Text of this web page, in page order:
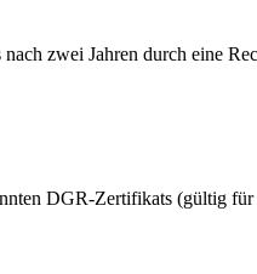
zwei Jahren durch eine
DGR-Zertifikats (gültig für